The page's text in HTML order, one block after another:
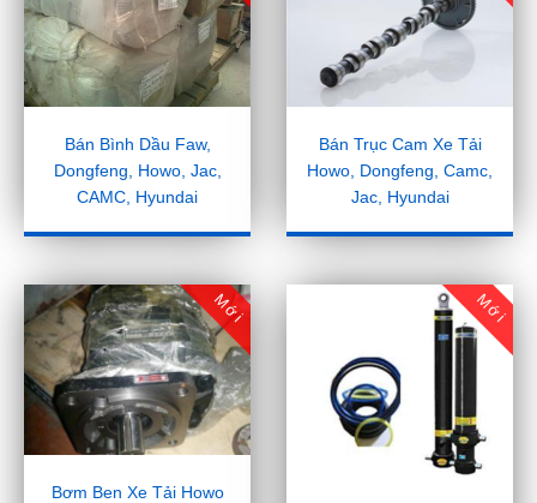
Bán Bình Dầu Faw,
Dongfeng, Howo, Jac,
CAMC, Hyundai
Bán Trục Cam Xe Tải
Howo, Dongfeng, Camc,
Jac, Hyundai
Mới
Bơm Ben Xe Tải Howo
Mới